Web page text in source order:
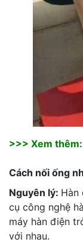
>>> Xem thêm:
Cách nối ống
Nguyên lý: Hàn
cụ công nghệ
máy hàn điện
với nhau.